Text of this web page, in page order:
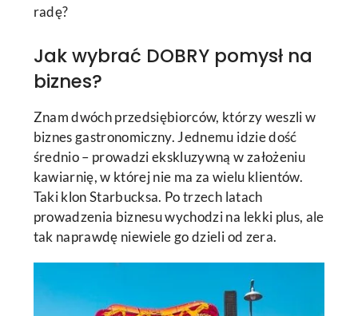
radę?
Jak wybrać DOBRY pomysł na
biznes?
Znam dwóch przedsiębiorców, którzy weszli w
biznes gastronomiczny. Jednemu idzie dość
średnio – prowadzi ekskluzywną w założeniu
kawiarnię, w której nie ma za wielu klientów.
Taki klon Starbucksa. Po trzech latach
prowadzenia biznesu wychodzi na lekki plus, ale
tak naprawdę niewiele go dzieli od zera.